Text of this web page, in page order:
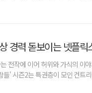
경력 돋보이는 넷플
전작에 이어 허위와 가식의 이
들' 시즌2는 특권층이 모인 컨트